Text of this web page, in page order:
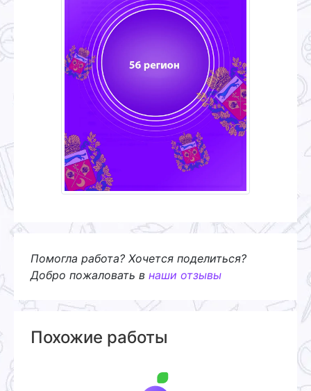
Помогла работа? Хочется поделиться?
Добро пожаловать в наши отзывы
Похожие работы